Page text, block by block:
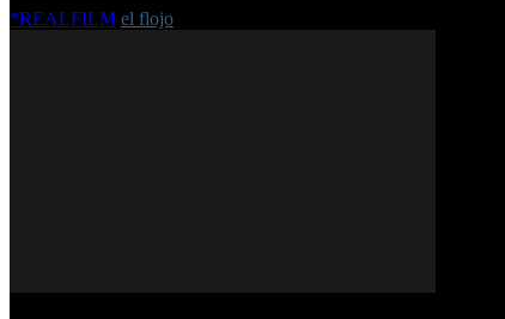
*REALFILM el flojo